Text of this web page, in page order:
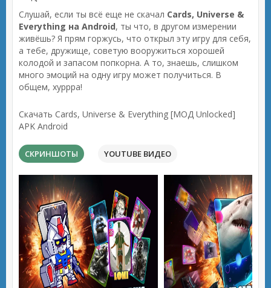
Слушай, если ты всё еще не скачал Cards, Universe &
Everything на Android, ты что, в другом измерении
живёшь? Я прям горжусь, что открыл эту игру для себя,
а тебе, дружище, советую вооружиться хорошей
колодой и запасом попкорна. А то, знаешь, слишком
много эмоций на одну игру может получиться. В
общем, хуррра!
Скачать Cards, Universe & Everything [МОД Unlocked]
APK Android
СКРИНШОТЫ YOUTUBE ВИДЕО